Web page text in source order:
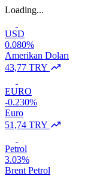
Loading...
USD
0.080%
Amerikan Doları
43,77 TRY
EURO
-0.230%
Euro
51,74 TRY
Petrol
3.03%
Brent Petrol